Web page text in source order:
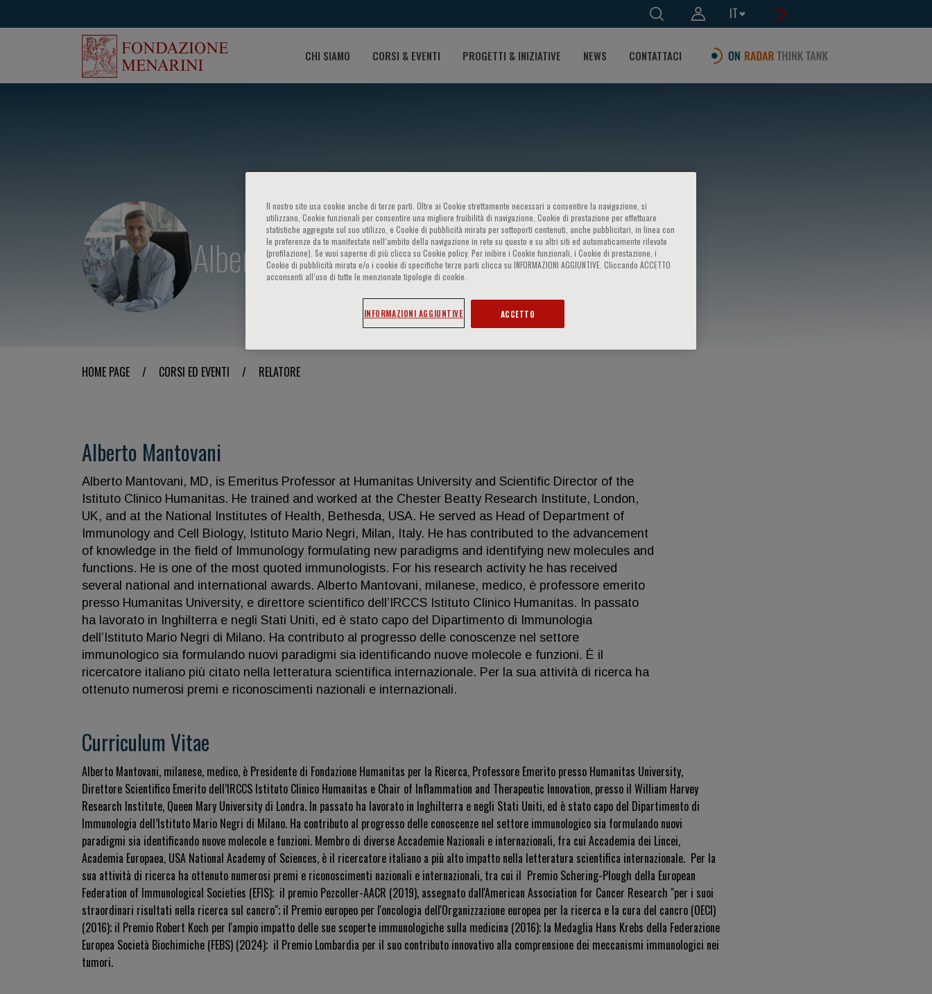
IT
CHI SIAMO CORSI & EVENTI PROGETTI & INIZIATIVE NEWS CONTATTACI
Alberto Mantovani
HOME PAGE / CORSI ED EVENTI / RELATORE
Alberto Mantovani
Alberto Mantovani, MD, is Emeritus Professor at Humanitas University and Scientific Director of the
Istituto Clinico Humanitas. He trained and worked at the Chester Beatty Research Institute, London,
UK, and at the National Institutes of Health, Bethesda, USA. He served as Head of Department of
Immunology and Cell Biology, Istituto Mario Negri, Milan, Italy. He has contributed to the advancement
of knowledge in the field of Immunology formulating new paradigms and identifying new molecules and
functions. He is one of the most quoted immunologists. For his research activity he has received
several national and international awards. Alberto Mantovani, milanese, medico, è professore emerito
presso Humanitas University, e direttore scientifico dell’IRCCS Istituto Clinico Humanitas. In passato
ha lavorato in Inghilterra e negli Stati Uniti, ed è stato capo del Dipartimento di Immunologia
dell’Istituto Mario Negri di Milano. Ha contributo al progresso delle conoscenze nel settore
immunologico sia formulando nuovi paradigmi sia identificando nuove molecole e funzioni. È il
ricercatore italiano più citato nella letteratura scientifica internazionale. Per la sua attività di ricerca ha
ottenuto numerosi premi e riconoscimenti nazionali e internazionali.
Curriculum Vitae
Alberto Mantovani, milanese, medico, è Presidente di Fondazione Humanitas per la Ricerca, Professore Emerito presso Humanitas University,
Direttore Scientifico Emerito dell’IRCCS Istituto Clinico Humanitas e Chair of Inflammation and Therapeutic Innovation, presso il William Harvey
Research Institute, Queen Mary University di Londra. In passato ha lavorato in Inghilterra e negli Stati Uniti, ed è stato capo del Dipartimento di
Immunologia dell’Istituto Mario Negri di Milano. Ha contributo al progresso delle conoscenze nel settore immunologico sia formulando nuovi
paradigmi sia identificando nuove molecole e funzioni. Membro di diverse Accademie Nazionali e internazionali, fra cui Accademia dei Lincei,
Academia Europaea, USA National Academy of Sciences, è il ricercatore italiano a più alto impatto nella letteratura scientifica internazionale. Per la
sua attività di ricerca ha ottenuto numerosi premi e riconoscimenti nazionali e internazionali, tra cui il Premio Schering-Plough della European
Federation of Immunological Societies (EFIS); il premio Pezcoller-AACR (2019), assegnato dall'American Association for Cancer Research "per i suoi
straordinari risultati nella ricerca sul cancro"; il Premio europeo per l'oncologia dell'Organizzazione europea per la ricerca e la cura del cancro (OECI)
(2016); il Premio Robert Koch per l'ampio impatto delle sue scoperte immunologiche sulla medicina (2016); la Medaglia Hans Krebs della Federazione
Europea Società Biochimiche (FEBS) (2024); il Premio Lombardia per il suo contributo innovativo alla comprensione dei meccanismi immunologici nei
tumori.
Il nostro sito usa cookie anche di terze parti. Oltre ai Cookie strettamente necessari a consentire la navigazione, si
utilizzano, Cookie funzionali per consentire una migliore fruibilità di navigazione, Cookie di prestazione per effettuare
statistiche aggregate sul suo utilizzo, e Cookie di pubblicità mirata per sottoporti contenuti, anche pubblicitari, in linea con
le preferenze da te manifestate nell‘ambito della navigazione in rete su questo e su altri siti ed automaticamente rilevate
(profilazione). Se vuoi saperne di più clicca su Cookie policy. Per inibire i Cookie funzionali, i Cookie di prestazione, i
Cookie di pubblicità mirata e/o i cookie di specifiche terze parti clicca su INFORMAZIONI AGGIUNTIVE. Cliccando ACCETTO
acconsenti all’uso di tutte le menzionate tipologie di cookie.
INFORMAZIONI AGGIUNTIVE ACCETTO